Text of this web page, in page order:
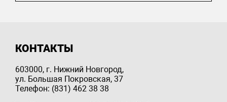
КОНТАКТЫ
603000, г. Нижний Новгород,
ул. Большая Покровская, 37
Телефон: (831) 462 38 38